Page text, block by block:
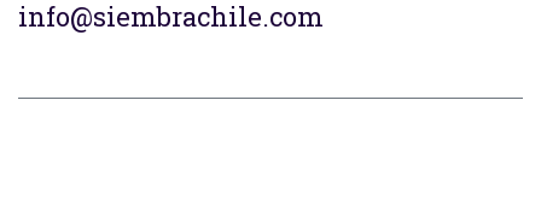
info@siembrachile.com